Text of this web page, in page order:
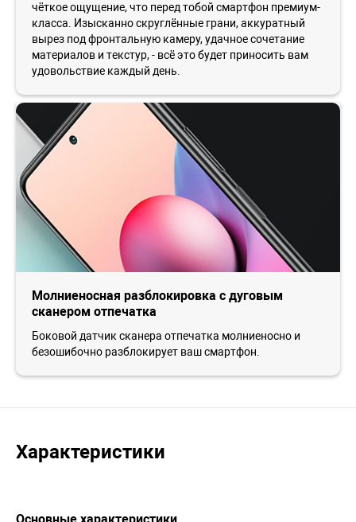
чёткое ощущение, что перед тобой смартфон премиум-
класса. Изысканно скруглённые грани, аккуратный
вырез под фронтальную камеру, удачное сочетание
материалов и текстур, - всё это будет приносить вам
удовольствие каждый день.
Молниеносная разблокировка с дуговым
сканером отпечатка
Боковой датчик сканера отпечатка молниеносно и
безошибочно разблокирует ваш смартфон.
Характеристики